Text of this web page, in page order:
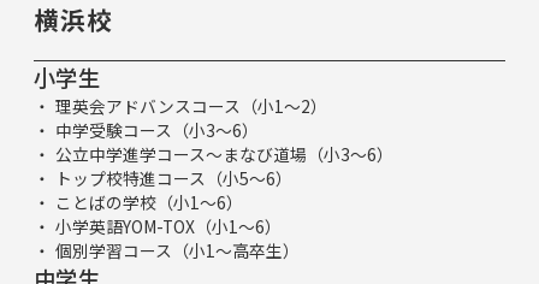
横浜校
小学生
理英会アドバンスコース（小1～2）
中学受験コース（小3～6）
公立中学進学コース～まなび道場（小3～6）
トップ校特進コース（小5～6）
ことばの学校（小1～6）
小学英語YOM-TOX（小1～6）
個別学習コース（小1～高卒生）